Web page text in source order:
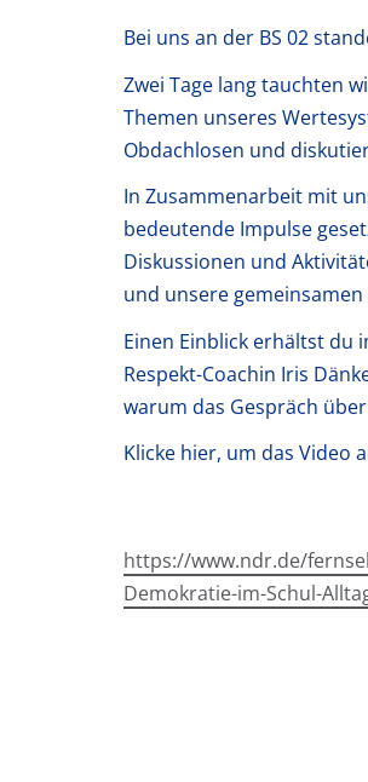
Bei uns an der BS 02
Zwei Tage lang tauchten
Themen unseres
Obdachlosen und
In Zusammenarbeit mit
bedeutende Impulse
Diskussionen und
und unsere
Einen Einblick erhältst du
Respekt-Coachin Iris
warum das Gespräch
Klicke hier, um das Video
https://www.ndr.de/
Demokratie-im-Schul-